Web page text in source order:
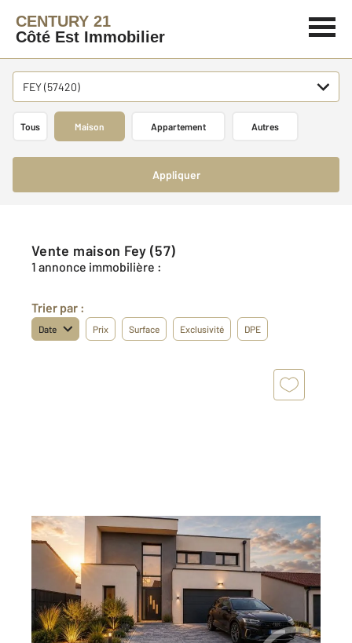
CENTURY 21
Côté Est Immobilier
FEY (57420)
Tous Maison Appartement Autres
Appliquer
Vente maison Fey (57)
1 annonce immobilière :
Trier par :
Date Prix Surface Exclusivité DPE
FEY 57
145 m , 6 pièces
Ref : 28517
Maison à vendre
410 000 €